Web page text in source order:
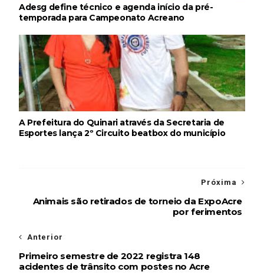
Adesg define técnico e agenda início da pré-
temporada para Campeonato Acreano
A Prefeitura do Quinari através da Secretaria de
Esportes lança 2º Circuito beatbox do município
Próxima
Animais são retirados de torneio da ExpoAcre
por ferimentos
Anterior
Primeiro semestre de 2022 registra 148
acidentes de trânsito com postes no Acre